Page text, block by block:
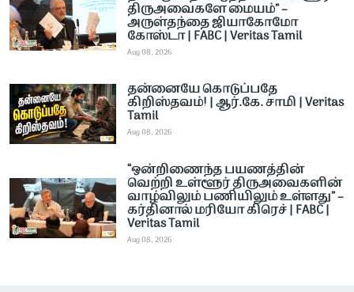
திருஅவைகளே மையம்” –
அருள்தந்தை ஜியாகோமோ
கோஸ்டா | FABC | Veritas Tamil
Aug 08, 2026
தன்னையே கொடுப்பதே
கிறிஸ்தவம்! | ஆர்.கே. சாமி | Veritas
Tamil
Aug 08, 2026
“ஒன்றிணைந்த பயணத்தின்
வெற்றி உள்ளூர் திருஅவைகளின்
வாழ்விலும் பணியிலும் உள்ளது” –
கர்தினால் மரியோ கிரெச் | FABC |
Veritas Tamil
Aug 08, 2026